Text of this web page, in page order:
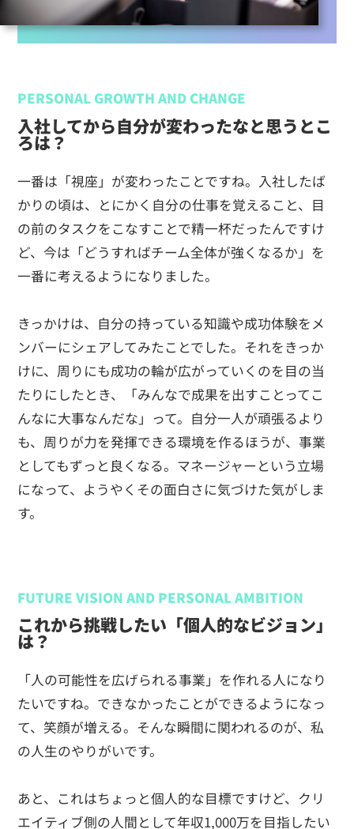
PERSONAL GROWTH AND CHANGE
入社してから自分が変わったなと思うとこ
ろは？
一番は「視座」が変わったことですね。入社したば
かりの頃は、とにかく自分の仕事を覚えること、目
の前のタスクをこなすことで精一杯だったんですけ
ど、今は「どうすればチーム全体が強くなるか」を
一番に考えるようになりました。
きっかけは、自分の持っている知識や成功体験をメ
ンバーにシェアしてみたことでした。それをきっか
けに、周りにも成功の輪が広がっていくのを目の当
たりにしたとき、「みんなで成果を出すことってこ
んなに大事なんだな」って。自分一人が頑張るより
も、周りが力を発揮できる環境を作るほうが、事業
としてもずっと良くなる。マネージャーという立場
になって、ようやくその面白さに気づけた気がしま
す。
FUTURE VISION AND PERSONAL AMBITION
これから挑戦したい「個人的なビジョン」
は？
「人の可能性を広げられる事業」を作れる人になり
たいですね。できなかったことができるようになっ
て、笑顔が増える。そんな瞬間に関われるのが、私
の人生のやりがいです。
あと、これはちょっと個人的な目標ですけど、クリ
エイティブ側の人間として年収1,000万を目指したい